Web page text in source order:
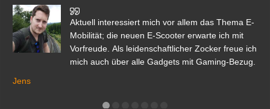
Aktuell interessiert mich vor allem das Thema E-
Mobilität; die neuen E-Scooter erwarte ich mit
Vorfreude. Als leidenschaftlicher Zocker freue ich
mich auch über alle Gadgets mit Gaming-Bezug.
Jens